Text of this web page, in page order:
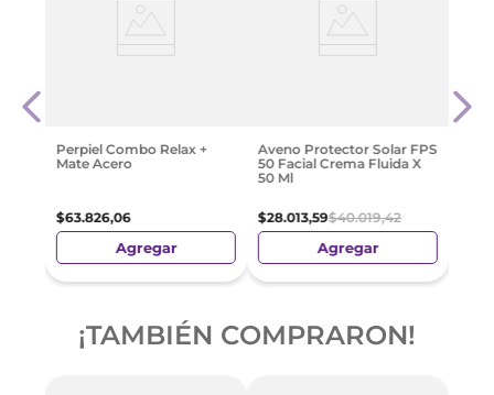
Perpiel Combo Relax +
Mate Acero
$63.826,06
Agregar
Aveno Protector Solar FPS
50 Facial Crema Fluida X
50 Ml
$28.013,59$40.019,42
Agregar
¡TAMBIÉN COMPRARON!